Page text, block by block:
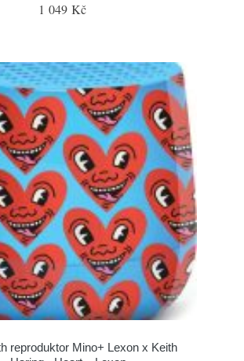
1 049 Kč
reproduktor Mino+ Lexon x Keith